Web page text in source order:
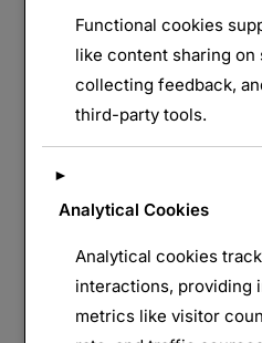
bataille de la Somme.
LIRE LA SUITE DE« LE
Functional cookies
like content sharing on
collecting feedback,
third-party tools.
►
Analytical Cookies
Analytical cookies
interactions, providing
metrics like visitor